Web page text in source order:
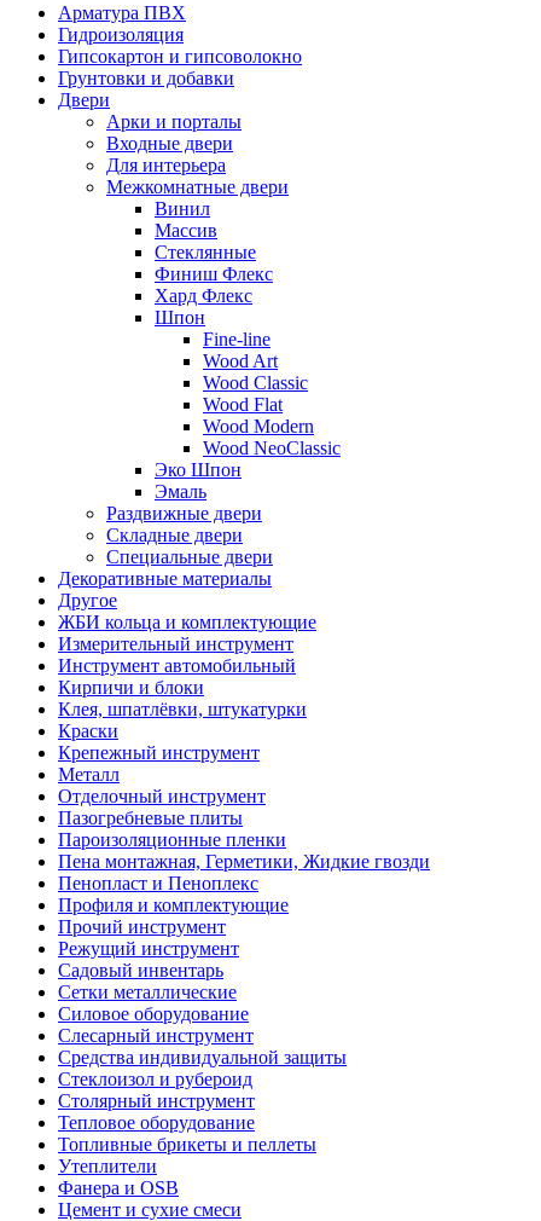
Арматура ПВХ
Гидроизоляция
Гипсокартон и гипсоволокно
Грунтовки и добавки
Двери
Арки и порталы
Входные двери
Для интерьера
Межкомнатные двери
Винил
Массив
Стеклянные
Финиш Флекс
Хард Флекс
Шпон
Fine-line
Wood Art
Wood Classic
Wood Flat
Wood Modern
Wood NeoClassic
Эко Шпон
Эмаль
Раздвижные двери
Складные двери
Специальные двери
Декоративные материалы
Другое
ЖБИ кольца и комплектующие
Измерительный инструмент
Инструмент автомобильный
Кирпичи и блоки
Клея, шпатлёвки, штукатурки
Краски
Крепежный инструмент
Металл
Отделочный инструмент
Пазогребневые плиты
Пароизоляционные пленки
Пена монтажная, Герметики, Жидкие гвозди
Пенопласт и Пеноплекс
Профиля и комплектующие
Прочий инструмент
Режущий инструмент
Садовый инвентарь
Сетки металлические
Силовое оборудование
Слесарный инструмент
Средства индивидуальной защиты
Стеклоизол и рубероид
Столярный инструмент
Тепловое оборудование
Топливные брикеты и пеллеты
Утеплители
Фанера и OSB
Цемент и сухие смеси